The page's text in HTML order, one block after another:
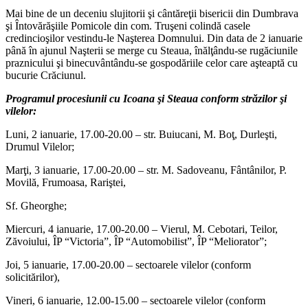
Mai bine de un deceniu slujitorii şi cântăreţii bisericii din Dumbrava
şi Întovărăşiile Pomicole din com. Truşeni colindă casele
credincioşilor vestindu-le Naşterea Domnului. Din data de 2 ianuarie
până în ajunul Naşterii se merge cu Steaua, înălţându-se rugăciunile
praznicului şi binecuvântându-se gospodăriile celor care aşteaptă cu
bucurie Crăciunul.
Programul procesiunii cu Icoana şi Steaua conform străzilor şi
vilelor:
Luni, 2 ianuarie, 17.00-20.00 – str. Buiucani, M. Boţ, Durleşti,
Drumul Vilelor;
Marţi, 3 ianuarie, 17.00-20.00 – str. M. Sadoveanu, Fântânilor, P.
Movilă, Frumoasa, Rariştei,
Sf. Gheorghe;
Miercuri, 4 ianuarie, 17.00-20.00 – Vierul, M. Cebotari, Teilor,
Zăvoiului, ÎP “Victoria”, ÎP “Automobilist”, ÎP “Meliorator”;
Joi, 5 ianuarie, 17.00-20.00 – sectoarele vilelor (conform
solicitărilor),
Vineri, 6 ianuarie, 12.00-15.00 – sectoarele vilelor (conform